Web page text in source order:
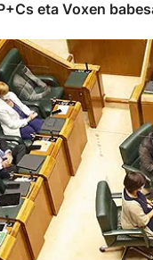
eta Voxen